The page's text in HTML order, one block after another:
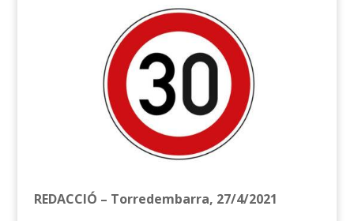
REDACCIÓ – Torredembarra, 27/4/2021